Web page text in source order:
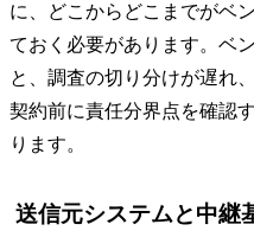
に、どこからどこまでがベ
ておく必要があります。ベ
と、調査の切り分けが遅れ
契約前に責任分界点を確認
ります。
送信元システムと中継